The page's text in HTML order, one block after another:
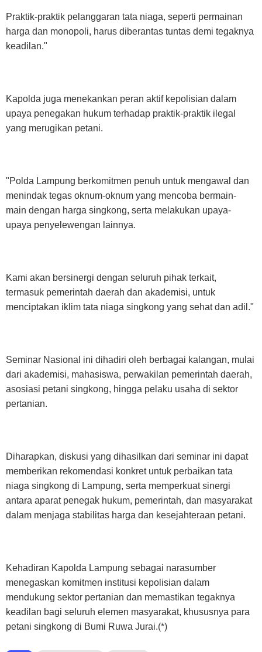
Praktik-praktik pelanggaran tata niaga, seperti permainan
harga dan monopoli, harus diberantas tuntas demi tegaknya
keadilan."
Kapolda juga menekankan peran aktif kepolisian dalam
upaya penegakan hukum terhadap praktik-praktik ilegal
yang merugikan petani.
"Polda Lampung berkomitmen penuh untuk mengawal dan
menindak tegas oknum-oknum yang mencoba bermain-
main dengan harga singkong, serta melakukan upaya-
upaya penyelewengan lainnya.
Kami akan bersinergi dengan seluruh pihak terkait,
termasuk pemerintah daerah dan akademisi, untuk
menciptakan iklim tata niaga singkong yang sehat dan adil."
Seminar Nasional ini dihadiri oleh berbagai kalangan, mulai
dari akademisi, mahasiswa, perwakilan pemerintah daerah,
asosiasi petani singkong, hingga pelaku usaha di sektor
pertanian.
Diharapkan, diskusi yang dihasilkan dari seminar ini dapat
memberikan rekomendasi konkret untuk perbaikan tata
niaga singkong di Lampung, serta memperkuat sinergi
antara aparat penegak hukum, pemerintah, dan masyarakat
dalam menjaga stabilitas harga dan kesejahteraan petani.
Kehadiran Kapolda Lampung sebagai narasumber
menegaskan komitmen institusi kepolisian dalam
mendukung sektor pertanian dan memastikan tegaknya
keadilan bagi seluruh elemen masyarakat, khususnya para
petani singkong di Bumi Ruwa Jurai.(*)